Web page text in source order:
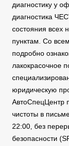
диагностику у
диагностика
состояния всех
пунктам. Со
подробно
лакокрасочное
юридическую
АвтоСпецЦентр
чистоты в
22:00, без
безопасности